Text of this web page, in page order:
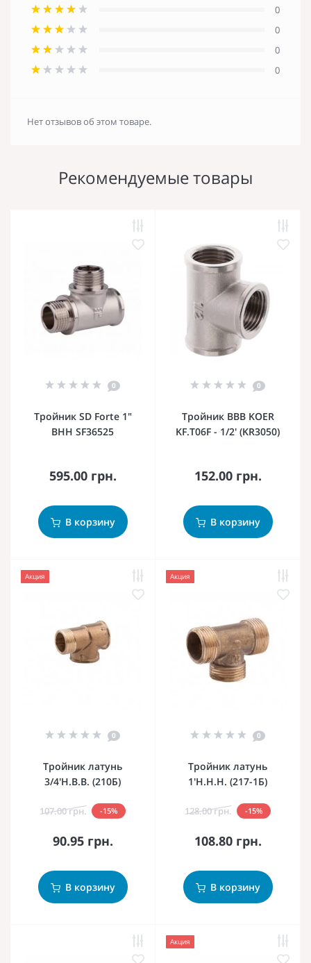
0
0
0
0
Нет отзывов об этом товаре.
Рекомендуемые товары
0
Тройник SD Forte 1"
ВНН SF36525
595.00 грн.
В корзину
0
Тройник ВВВ KOER
KF.T06F - 1/2' (KR3050)
152.00 грн.
В корзину
Акция
0
Тройник латунь
3/4'Н.В.В. (210Б)
107.00 грн. -15%
90.95 грн.
В корзину
Акция
0
Тройник латунь
1'Н.Н.Н. (217-1Б)
128.00 грн. -15%
108.80 грн.
В корзину
Акция